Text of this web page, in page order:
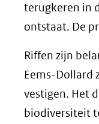
terugkeren in
ontstaat. De
Riffen zijn
Eems-Dollard
vestigen. Het
biodiversiteit